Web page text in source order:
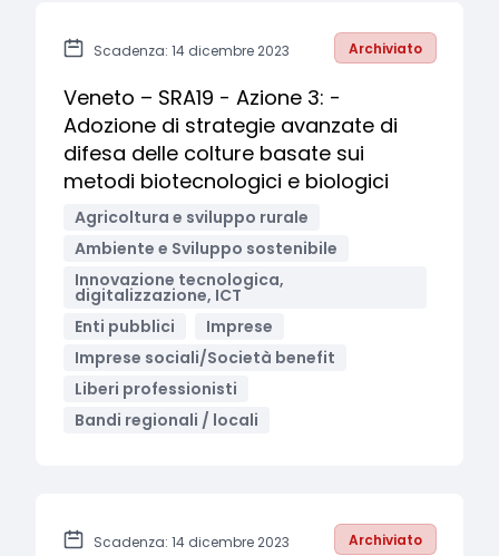
Scadenza: 14 dicembre 2023 Archiviato
Veneto – SRA19 - Azione 3: -
Adozione di strategie avanzate di
difesa delle colture basate sui
metodi biotecnologici e biologici
Agricoltura e sviluppo rurale
Ambiente e Sviluppo sostenibile
Innovazione tecnologica,
digitalizzazione, ICT
Enti pubblici
Imprese
Imprese sociali/Società benefit
Liberi professionisti
Bandi regionali / locali
Scadenza: 14 dicembre 2023 Archiviato